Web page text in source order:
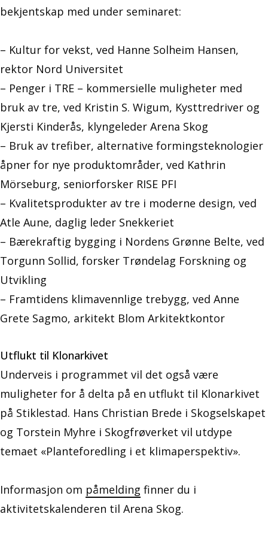
bekjentskap med under seminaret:
– Kultur for vekst, ved Hanne Solheim Hansen,
rektor Nord Universitet
– Penger i TRE – kommersielle muligheter med
bruk av tre, ved Kristin S. Wigum, Kysttredriver og
Kjersti Kinderås, klyngeleder Arena Skog
– Bruk av trefiber, alternative formingsteknologier
åpner for nye produktområder, ved Kathrin
Mörseburg, seniorforsker RISE PFI
– Kvalitetsprodukter av tre i moderne design, ved
Atle Aune, daglig leder Snekkeriet
– Bærekraftig bygging i Nordens Grønne Belte, ved
Torgunn Sollid, forsker Trøndelag Forskning og
Utvikling
– Framtidens klimavennlige trebygg, ved Anne
Grete Sagmo, arkitekt Blom Arkitektkontor
Utflukt til Klonarkivet
Underveis i programmet vil det også være
muligheter for å delta på en utflukt til Klonarkivet
på Stiklestad. Hans Christian Brede i Skogselskapet
og Torstein Myhre i Skogfrøverket vil utdype
temaet «Planteforedling i et klimaperspektiv».
Informasjon om påmelding finner du i
aktivitetskalenderen til Arena Skog.